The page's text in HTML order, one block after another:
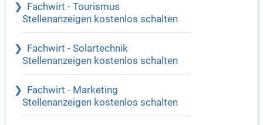
Fachwirt - Tourismus
Stellenanzeigen kostenlos schalten
Fachwirt - Solartechnik
Stellenanzeigen kostenlos schalten
Fachwirt - Marketing
Stellenanzeigen kostenlos schalten